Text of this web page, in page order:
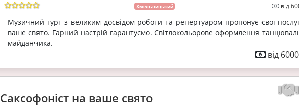
Хмельницький від
Музичний гурт з великим досвідом роботи та репертуаром пропонує свої
ваше свято. Гарний настрій гарантуємо. Світлокольорове оформлення
майданчика.
від
Саксофоніст на ваше свято